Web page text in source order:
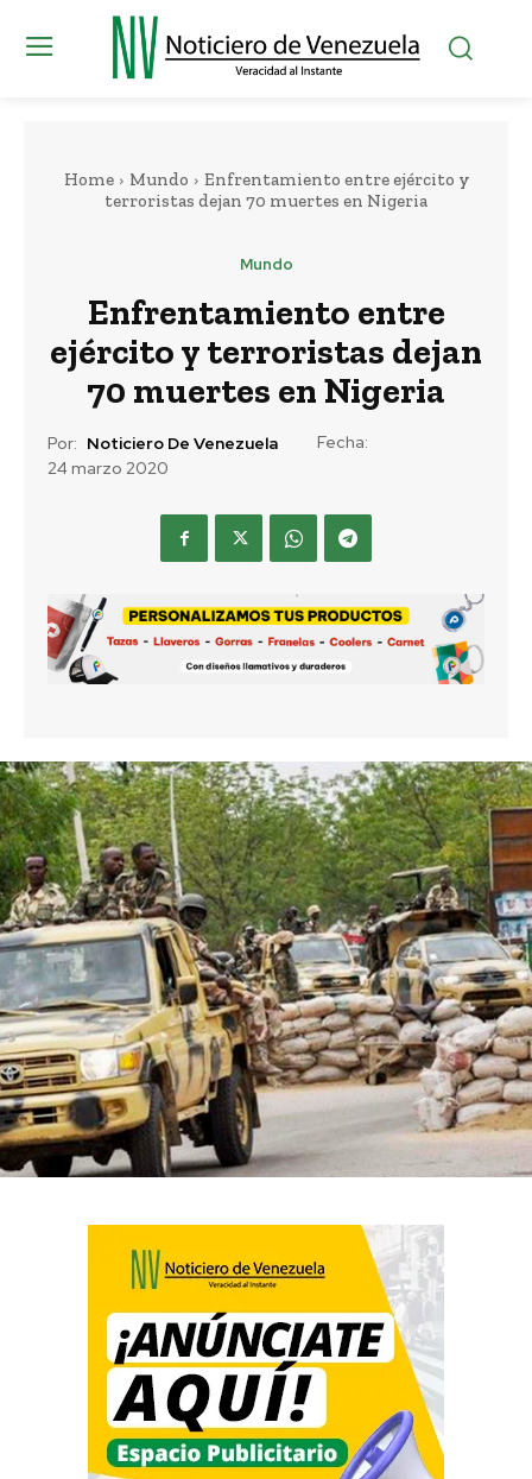
Home Mundo
Enfrentamiento entre ejército y
terroristas dejan 70 muertes en Nigeria
Mundo
Enfrentamiento entre
ejército y terroristas dejan
70 muertes en Nigeria
Por: Noticiero De Venezuela
Fecha:
24 marzo 2020